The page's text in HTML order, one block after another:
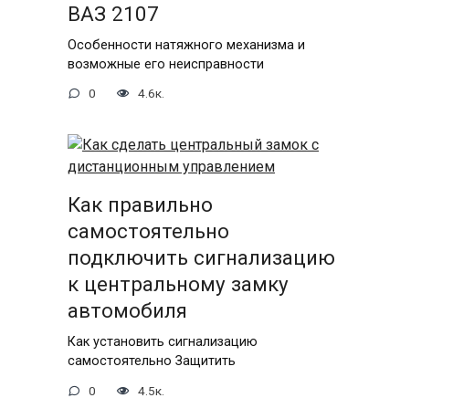
ВАЗ 2107
Особенности натяжного механизма и
возможные его неисправности
0 4.6к.
Как правильно
самостоятельно
подключить сигнализацию
к центральному замку
автомобиля
Как установить сигнализацию
самостоятельно Защитить
0 4.5к.